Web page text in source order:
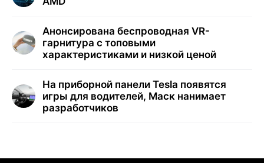
Анонсирована беспроводная VR-
гарнитура с топовыми
характеристиками и низкой ценой
На приборной панели Tesla появятся
игры для водителей, Маск нанимает
разработчиков